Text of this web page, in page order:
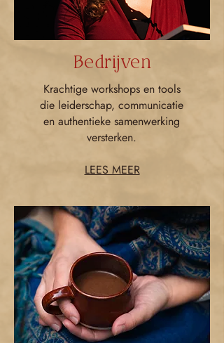
Bedrijven
Krachtige workshops en tools
die leiderschap, communicatie
en authentieke samenwerking
versterken.
LEES MEER